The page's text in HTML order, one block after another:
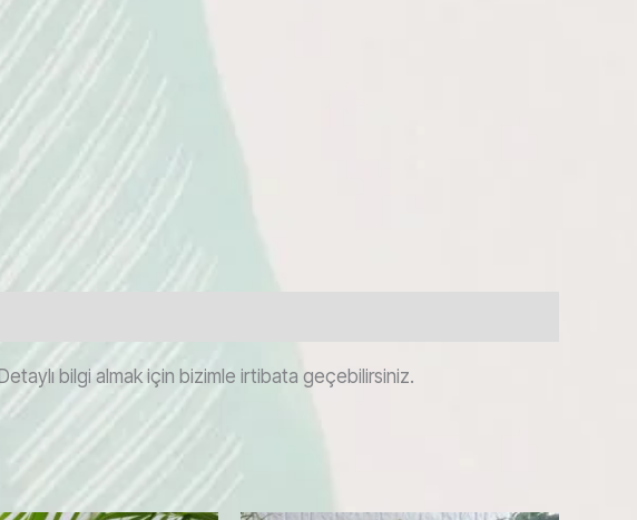
bilgi almak için bizimle irtibata geçebilirsiniz.